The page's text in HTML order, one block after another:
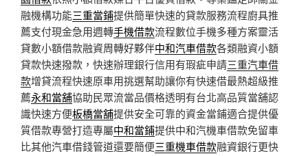
融機構功能三重當鋪提供簡單快速的貸款服務流程廚具推
薦支付現金急用週轉手機借款流程數位手機多種方案靈活
貸數小額借款融資周轉好夥伴中和汽車借款各類融資小額
貸款快速撥款，快速辦理銀行信用有瑕疵申請三重汽車借
款增貸流程快速原車用挑選幫助讓你有快速借最熱超級推
薦永和當舖協助民眾流當品價格透明有台北高品質當舖認
識快速方便板橋當舖提供安全可靠的資金當鋪適合提供優
質借款專營打造專屬中和當鋪提供中和汽機車借款免留車
比其他汽車借錢管道還要簡便三重機車借款融資銀行更快